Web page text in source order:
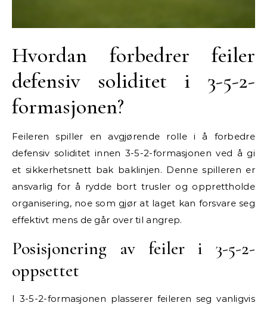
Hvordan forbedrer feiler
defensiv soliditet i 3-5-2-
formasjonen?
Feileren spiller en avgjørende rolle i å forbedre
defensiv soliditet innen 3-5-2-formasjonen ved å gi
et sikkerhetsnett bak baklinjen. Denne spilleren er
ansvarlig for å rydde bort trusler og opprettholde
organisering, noe som gjør at laget kan forsvare seg
effektivt mens de går over til angrep.
Posisjonering av feiler i 3-5-2-
oppsettet
I 3-5-2-formasjonen plasserer feileren seg vanligvis